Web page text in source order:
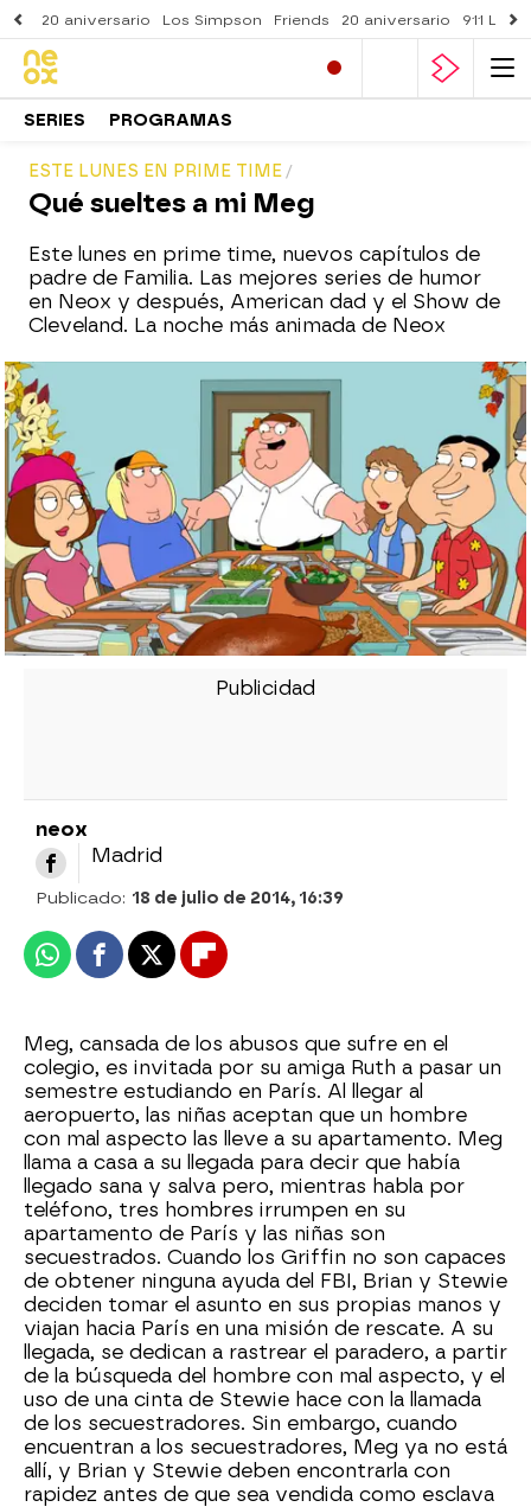
20 aniversario Los Simpson Friends 20 aniversario 911
SERIES PROGRAMAS
ESTE LUNES EN PRIME TIME
Qué sueltes a mi Meg
Este lunes en prime time, nuevos capítulos de
padre de Familia. Las mejores series de humor
en Neox y después, American dad y el Show de
Cleveland. La noche más animada de Neox
neox
Madrid
Publicado: 18 de julio de 2014, 16:39
WhatsappFacebook
X Flipboard
Meg, cansada de los abusos que sufre en el
colegio, es invitada por su amiga Ruth a pasar un
semestre estudiando en París. Al llegar al
aeropuerto, las niñas aceptan que un hombre
con mal aspecto las lleve a su apartamento. Meg
llama a casa a su llegada para decir que había
llegado sana y salva pero, mientras habla por
teléfono, tres hombres irrumpen en su
apartamento de París y las niñas son
secuestrados. Cuando los Griffin no son capaces
de obtener ninguna ayuda del FBI, Brian y Stewie
deciden tomar el asunto en sus propias manos y
viajan hacia París en una misión de rescate. A su
llegada, se dedican a rastrear el paradero, a partir
de la búsqueda del hombre con mal aspecto, y el
uso de una cinta de Stewie hace con la llamada
de los secuestradores. Sin embargo, cuando
encuentran a los secuestradores, Meg ya no está
allí, y Brian y Stewie deben encontrarla con
rapidez antes de que sea vendida como esclava